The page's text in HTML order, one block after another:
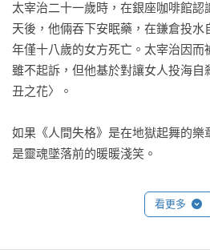
太宰治二十一歲時，在銀座咖啡館認
天後，他倆吞下安眠藥，在鎌倉投水
年僅十八歲的女方死亡。太宰治因而
雖不起訴，但他基於對讓女人投海自
丑之花〉。
如果《人間失格》是在地獄起舞的樂
是靈魂墜落前的暖暖淺笑。
＜小丑之花＞是一篇相當獨特的私小
作者的視角，剖析了未來那部將被推
看更多